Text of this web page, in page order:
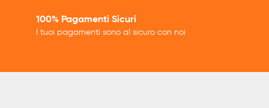
100% Pagamenti Sicuri
I tuoi pagamenti sono al sicuro con noi